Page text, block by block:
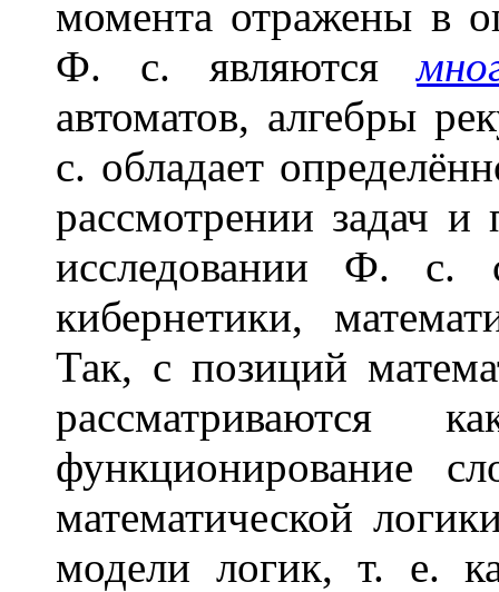
момента отражены в
Ф. с. являются
автоматов, алгебры
с. обладает
рассмотрении задач
исследовании Ф. с.
кибернетики,
Так, с позиций
рассматриваются
функционирование
математической
модели логик, т. е.